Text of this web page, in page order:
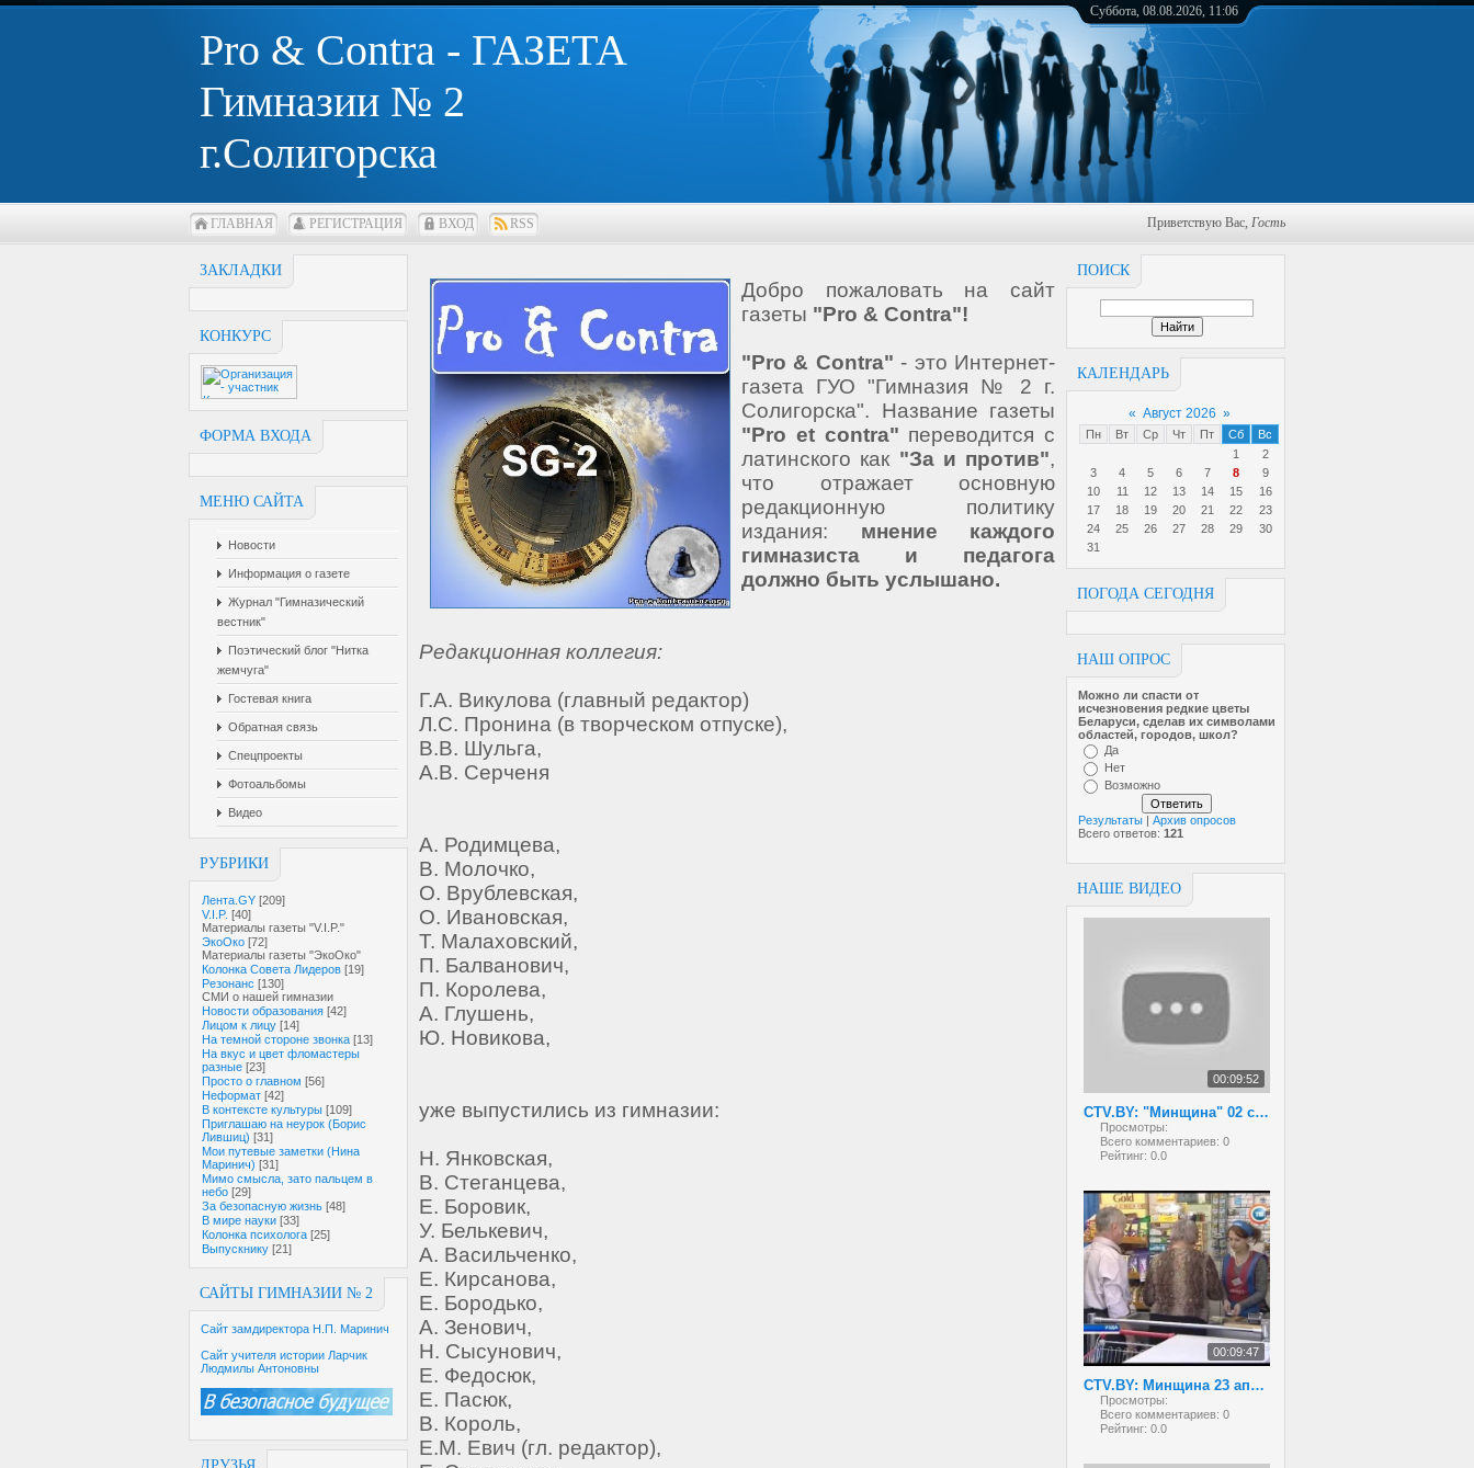
Pro & Contra - ГАЗЕТА
Гимназии № 2
г.Солигорска
Суббота, 08.08.2026, 11:06
ГЛАВНАЯ РЕГИСТРАЦИЯ ВХОД RSS Приветствую Вас, Гость
ЗАКЛАДКИ
КОНКУРС
ФОРМА ВХОДА
МЕНЮ САЙТА
Новости
Информация о газете
Журнал "Гимназический
вестник"
Поэтический блог "Нитка
жемчуга"
Гостевая книга
Обратная связь
Спецпроекты
Фотоальбомы
Видео
РУБРИКИ
Лента.GY [209]
V.I.P. [40]
Материалы газеты "V.I.P."
ЭкоОко [72]
Материалы газеты "ЭкоОко"
Колонка Совета Лидеров [19]
Резонанс [130]
СМИ о нашей гимназии
Новости образования [42]
Лицом к лицу [14]
На темной стороне звонка [13]
На вкус и цвет фломастеры
разные [23]
Просто о главном [56]
Неформат [42]
В контексте культуры [109]
Приглашаю на неурок (Борис
Лившиц) [31]
Мои путевые заметки (Нина
Маринич) [31]
Мимо смысла, зато пальцем в
небо [29]
За безопасную жизнь [48]
В мире науки [33]
Колонка психолога [25]
Выпускнику [21]
САЙТЫ ГИМНАЗИИ № 2
Сайт замдиректора Н.П. Маринич
Сайт учителя истории Ларчик
Людмилы Антоновны
ПОИСК
КАЛЕНДАРЬ
« Август 2026 »
Пн Вт Ср Чт Пт Сб
Вс
1
2
3
4 5 6 7 8
9
10
11 12 13 14 15
16
17
18 19 20 21 22
23
24
25 26 27 28 29
30
31
ПОГОДА СЕГОДНЯ
НАШ ОПРОС
Можно ли спасти от
исчезновен­ия редкие цветы
Беларуси, сделав их символами
областей, городов, школ?
Да
Нет
Возможно
Результаты | Архив опросов
Всего ответов: 121
НАШЕ ВИДЕО
00:09:52
CTV.BY: "Минщина" 02 сентября 2013 года
Просмотры:
Всего комментариев: 0
Рейтинг: 0.0
00:09:47
CTV.BY: Минщина 23 апреля 2013
Просмотры:
Всего комментариев: 0
Рейтинг: 0.0
Добро пожаловать на сайт
газеты "Pro & Contra"!
"Pro & Contra" - это Интернет-
газета ГУО "Гимназия № 2 г.
Солигорска". Название газеты
"Pro et contra" переводится с
латинского как "За и против",
что отражает основную
редакционную политику
издания: мнение каждого
гимназиста и педагога
должно быть услышано.
Редакционная коллегия:
Г.А. Викулова (главный редактор)
Л.С. Пронина (в творческом отпуске),
В.В. Шульга,
А.В. Серченя
А. Родимцева,
В. Молочко,
О. Врублевская,
О. Ивановская,
Т. Малаховский,
П. Балванович,
П. Королева,
А. Глушень,
Ю. Новикова,
уже выпустились из гимназии:
Н. Янковская,
В. Стеганцева,
Е. Боровик,
У. Белькевич,
А. Васильченко,
Е. Кирсанова,
Е. Бородько,
А. Зенович,
Н. Сысунович,
Е. Федосюк,
Е. Пасюк,
В. Король,
Е.М. Евич (гл. редактор),